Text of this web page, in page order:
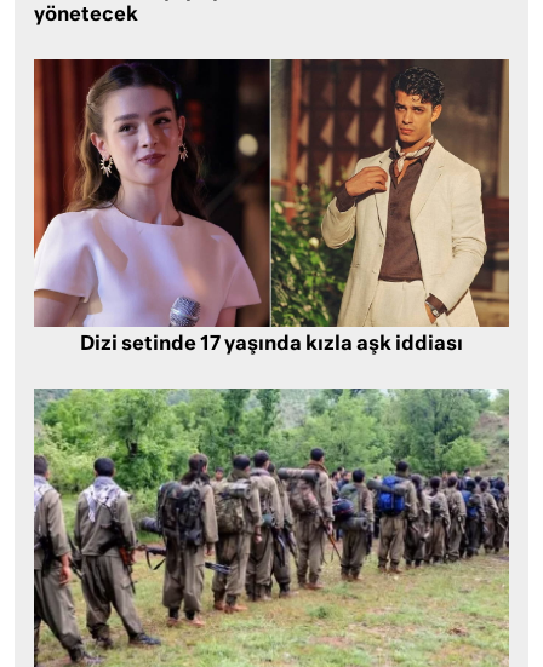
yönetecek
Dizi setinde 17 yaşında kızla aşk iddiası